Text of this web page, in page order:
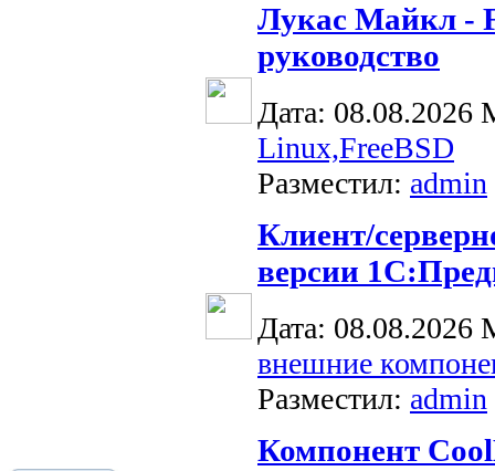
Лукас Майкл -
руководство
Дата: 08.08.2026
Linux,FreeBSD
Разместил: admin
Клиент/
версии
Дата: 08.08.2026
внешние
Разместил: admin
Компонент